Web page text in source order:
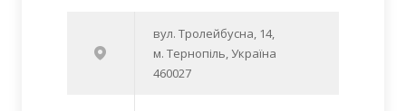
вул. Тролейбусна, 14,
м. Тернопіль, Україна
460027